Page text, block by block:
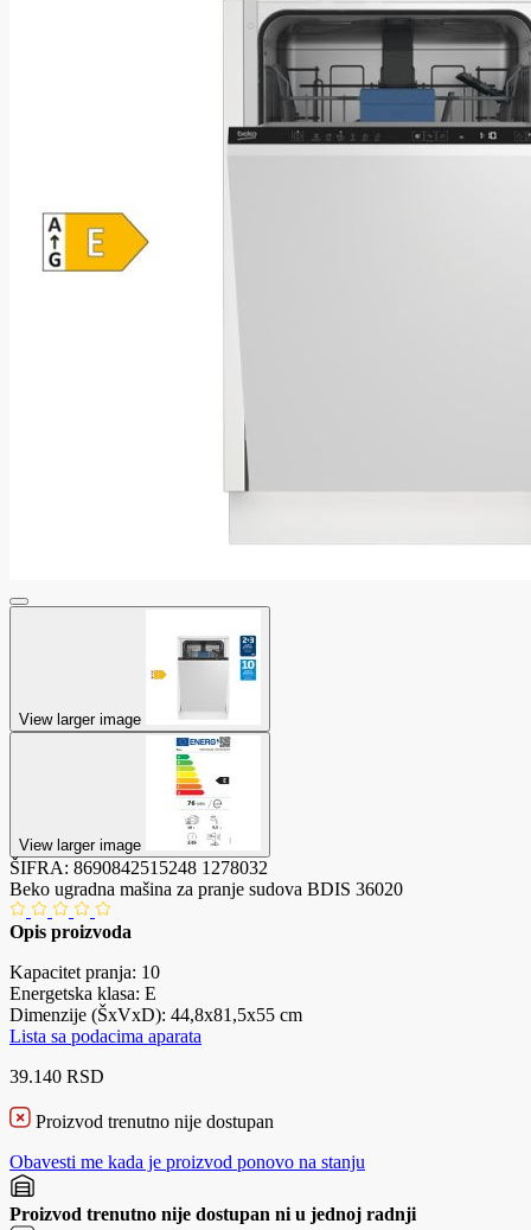
View larger image
View larger image
ŠIFRA: 8690842515248 1278032
Beko ugradna mašina za pranje sudova BDIS 36020
Opis proizvoda
Kapacitet pranja: 10
Energetska klasa: E
Dimenzije (ŠxVxD): 44,8x81,5x55 cm
Lista sa podacima aparata
39.140 RSD
Proizvod trenutno nije dostupan
Obavesti me kada je proizvod ponovo na stanju
Proizvod trenutno nije dostupan ni u jednoj radnji